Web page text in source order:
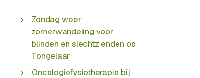
Zondag weer
zomerwandeling voor
blinden en slechtzienden op
Tongelaar
Oncologiefysiotherapie bij